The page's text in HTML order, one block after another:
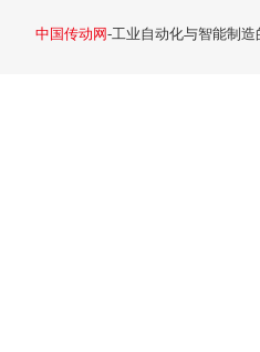
中国传动网-工业自动化与智能制